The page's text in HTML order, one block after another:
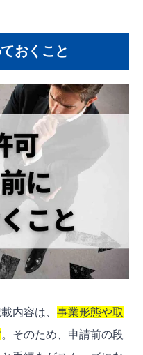
おくこと
内容は、 事業形態や取
。そのため、申請前の段